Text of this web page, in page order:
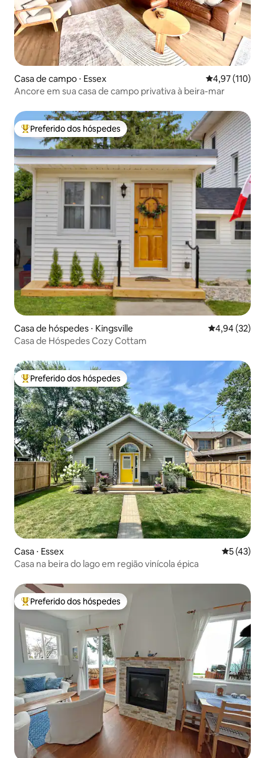
Casa de campo ⋅ Essex 4,97 de uma
4,97 (110)
Ancore em sua casa de campo privativa à beira-mar
Entre os melhores preferidos dos hóspedes
Preferido dos hóspedes
Casa de hóspedes ⋅ Kingsville 4,94 de uma
4,94 (32)
Casa de Hóspedes Cozy Cottam
Entre os melhores preferidos dos hóspedes
Preferido dos hóspedes
Casa ⋅ Essex 5 de uma
5 (43)
Casa na beira do lago em região vinícola épica
Entre os melhores preferidos dos hóspedes
Preferido dos hóspedes